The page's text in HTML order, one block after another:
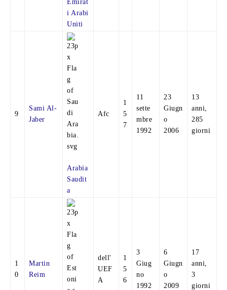
Emirat
i Arabi
Uniti
9
Sami Al-
Jaber
Arabia
Saudit
a
Afc
1
5
7
11
sette
mbre
1992
23
Giugn
o
2006
13
anni,
285
giorni
1
0
Martin
Reim
dell'
UEF
A
1
5
6
3
Giug
no
1992
6
Giugn
o
2009
17
anni,
3
giorni